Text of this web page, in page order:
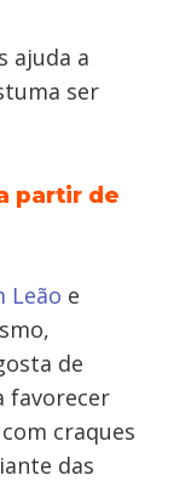
ajuda a
ser
partir de
Leão e
de
favorecer
craques
das